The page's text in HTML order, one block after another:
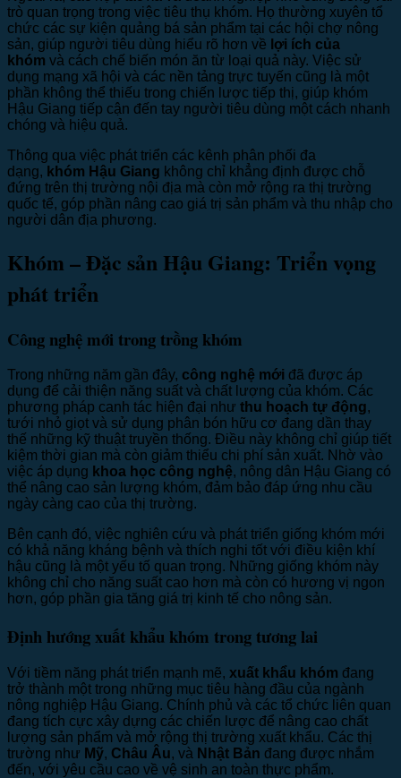
trò quan trọng trong việc tiêu thụ khóm. Họ thường xuyên tổ
chức các sự kiện quảng bá sản phẩm tại các hội chợ nông
sản, giúp người tiêu dùng hiểu rõ hơn về lợi ích của
khóm và cách chế biến món ăn từ loại quả này. Việc sử
dụng mạng xã hội và các nền tảng trực tuyến cũng là một
phần không thể thiếu trong chiến lược tiếp thị, giúp khóm
Hậu Giang tiếp cận đến tay người tiêu dùng một cách nhanh
chóng và hiệu quả.
Thông qua việc phát triển các kênh phân phối đa
dạng, khóm Hậu Giang không chỉ khẳng định được chỗ
đứng trên thị trường nội địa mà còn mở rộng ra thị trường
quốc tế, góp phần nâng cao giá trị sản phẩm và thu nhập cho
người dân địa phương.
Khóm – Đặc sản Hậu Giang: Triển vọng
phát triển
Công nghệ mới trong trồng khóm
Trong những năm gần đây, công nghệ mới đã được áp
dụng để cải thiện năng suất và chất lượng của khóm. Các
phương pháp canh tác hiện đại như thu hoạch tự động,
tưới nhỏ giọt và sử dụng phân bón hữu cơ đang dần thay
thế những kỹ thuật truyền thống. Điều này không chỉ giúp tiết
kiệm thời gian mà còn giảm thiểu chi phí sản xuất. Nhờ vào
việc áp dụng khoa học công nghệ, nông dân Hậu Giang có
thể nâng cao sản lượng khóm, đảm bảo đáp ứng nhu cầu
ngày càng cao của thị trường.
Bên cạnh đó, việc nghiên cứu và phát triển giống khóm mới
có khả năng kháng bệnh và thích nghi tốt với điều kiện khí
hậu cũng là một yếu tố quan trọng. Những giống khóm này
không chỉ cho năng suất cao hơn mà còn có hương vị ngon
hơn, góp phần gia tăng giá trị kinh tế cho nông sản.
Định hướng xuất khẩu khóm trong tương lai
Với tiềm năng phát triển mạnh mẽ, xuất khẩu khóm đang
trở thành một trong những mục tiêu hàng đầu của ngành
nông nghiệp Hậu Giang. Chính phủ và các tổ chức liên quan
đang tích cực xây dựng các chiến lược để nâng cao chất
lượng sản phẩm và mở rộng thị trường xuất khẩu. Các thị
trường như Mỹ, Châu Âu, và Nhật Bản đang được nhắm
đến, với yêu cầu cao về vệ sinh an toàn thực phẩm.